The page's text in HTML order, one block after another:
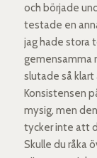
och började
testade en
jag hade stora
gemensamma
slutade så
Konsistensen
mysig, men
tycker inte att
Skulle du råka